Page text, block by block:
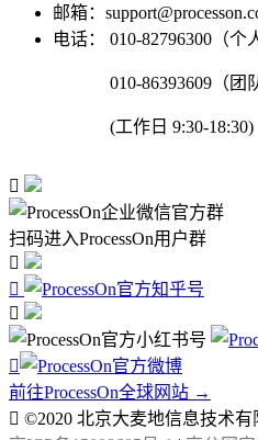
邮箱：
电话：
010-82796300（个
010-86393609（团
(工作日 9:30-18:30)

扫码进入ProcessOn用户群




前往ProcessOn全球网站 →
 ©2020 北京大麦地信息技术有